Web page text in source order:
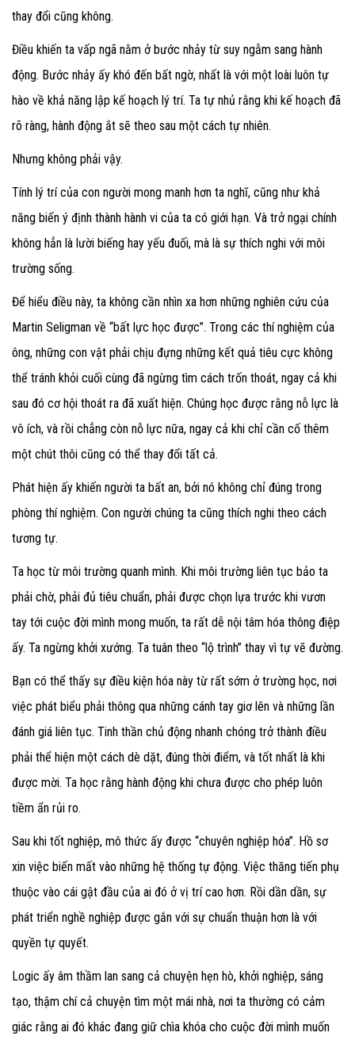
thay đổi cũng không.
Điều khiến ta vấp ngã nằm ở bước nhảy từ suy ngẫm sang hành
động. Bước nhảy ấy khó đến bất ngờ, nhất là với một loài luôn tự
hào về khả năng lập kế hoạch lý trí. Ta tự nhủ rằng khi kế hoạch đã
rõ ràng, hành động ắt sẽ theo sau một cách tự nhiên.
Nhưng không phải vậy.
Tính lý trí của con người mong manh hơn ta nghĩ, cũng như khả
năng biến ý định thành hành vi của ta có giới hạn. Và trở ngại chính
không hẳn là lười biếng hay yếu đuối, mà là sự thích nghi với môi
trường sống.
Để hiểu điều này, ta không cần nhìn xa hơn những nghiên cứu của
Martin Seligman về “bất lực học được”. Trong các thí nghiệm của
ông, những con vật phải chịu đựng những kết quả tiêu cực không
thể tránh khỏi cuối cùng đã ngừng tìm cách trốn thoát, ngay cả khi
sau đó cơ hội thoát ra đã xuất hiện. Chúng học được rằng nỗ lực là
vô ích, và rồi chẳng còn nỗ lực nữa, ngay cả khi chỉ cần cố thêm
một chút thôi cũng có thể thay đổi tất cả.
Phát hiện ấy khiến người ta bất an, bởi nó không chỉ đúng trong
phòng thí nghiệm. Con người chúng ta cũng thích nghi theo cách
tương tự.
Ta học từ môi trường quanh mình. Khi môi trường liên tục bảo ta
phải chờ, phải đủ tiêu chuẩn, phải được chọn lựa trước khi vươn
tay tới cuộc đời mình mong muốn, ta rất dễ nội tâm hóa thông điệp
ấy. Ta ngừng khởi xướng. Ta tuân theo “lộ trình” thay vì tự vẽ đường.
Bạn có thể thấy sự điều kiện hóa này từ rất sớm ở trường học, nơi
việc phát biểu phải thông qua những cánh tay giơ lên và những lần
đánh giá liên tục. Tinh thần chủ động nhanh chóng trở thành điều
phải thể hiện một cách dè dặt, đúng thời điểm, và tốt nhất là khi
được mời. Ta học rằng hành động khi chưa được cho phép luôn
tiềm ẩn rủi ro.
Sau khi tốt nghiệp, mô thức ấy được “chuyên nghiệp hóa”. Hồ sơ
xin việc biến mất vào những hệ thống tự động. Việc thăng tiến phụ
thuộc vào cái gật đầu của ai đó ở vị trí cao hơn. Rồi dần dần, sự
phát triển nghề nghiệp được gắn với sự chuẩn thuận hơn là với
quyền tự quyết.
Logic ấy âm thầm lan sang cả chuyện hẹn hò, khởi nghiệp, sáng
tạo, thậm chí cả chuyện tìm một mái nhà, nơi ta thường có cảm
giác rằng ai đó khác đang giữ chìa khóa cho cuộc đời mình muốn